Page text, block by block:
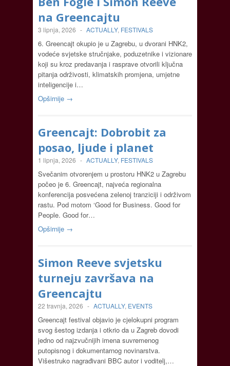
na Greencajtu
3 lipnja, 2026 - ACTUALLY, FESTIVALS
6. Greencajt okupio je u Zagrebu, u dvorani HNK2,
vodeće svjetske stručnjake, poduzetnike i vizionare
koji su kroz predavanja i rasprave otvorili ključna
pitanja održivosti, klimatskih promjena, umjetne
inteligencije i…
Opširnije →
Greencajt: Dobrobit za
posao, ljude i planet
1 lipnja, 2026 - ACTUALLY, FESTIVALS
Svečanim otvorenjem u prostoru HNK2 u Zagrebu
počeo je 6. Greencajt, najveća regionalna
konferencija posvećena zelenoj tranziciji i održivom
rastu. Pod motom ‘Good for Business. Good for
People. Good for…
Opširnije →
Simon Reeve svjetsku
turneju završava na
Greencajtu
22 travnja, 2026 - ACTUALLY, EVENTS
Greencajt festival objavio je cjelokupni program
svog šestog izdanja i otkrio da u Zagreb dovodi
jedno od najzvučnijih imena suvremenog
putopisnog i dokumentarnog novinarstva.
Višestruko nagrađivani BBC autor i voditelj,…